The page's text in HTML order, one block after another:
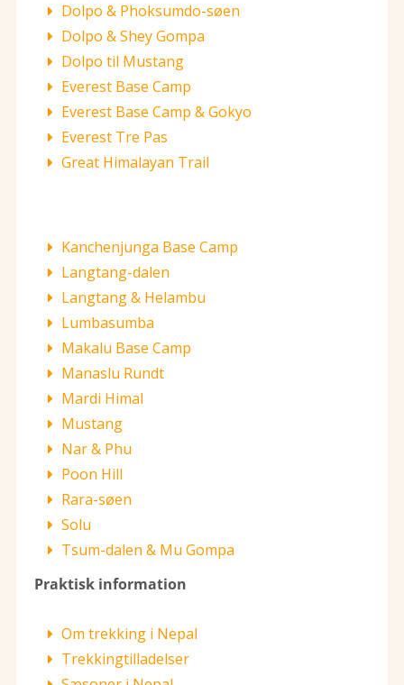
Dolpo & Phoksumdo-søen
Dolpo & Shey Gompa
Dolpo til Mustang
Everest Base Camp
Everest Base Camp & Gokyo
Everest Tre Pas
Great Himalayan Trail
Kanchenjunga Base Camp
Langtang-dalen
Langtang & Helambu
Lumbasumba
Makalu Base Camp
Manaslu Rundt
Mardi Himal
Mustang
Nar & Phu
Poon Hill
Rara-søen
Solu
Tsum-dalen & Mu Gompa
Praktisk information
Om trekking i Nepal
Trekkingtilladelser